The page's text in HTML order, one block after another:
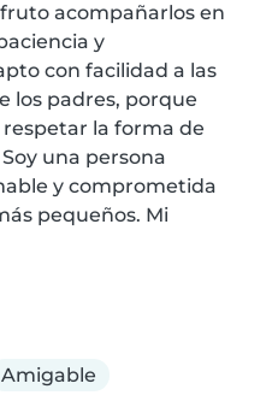
acompañarlos en
y
con facilidad a las
los padres, porque
la forma de
una persona
y comprometida
pequeños. Mi
Amigable